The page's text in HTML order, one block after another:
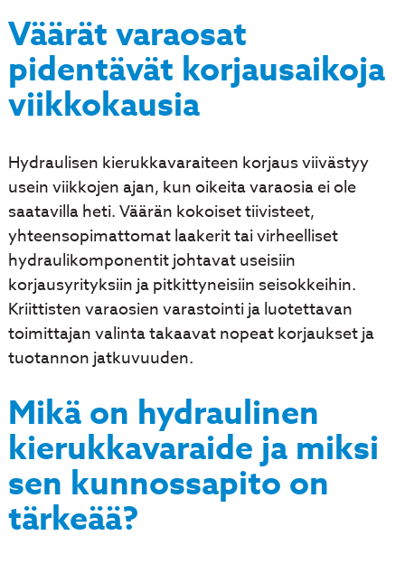
Väärät varaosat
pidentävät korjausaikoja
viikkokausia
Hydraulisen kierukkavaraiteen korjaus viivästyy
usein viikkojen ajan, kun oikeita varaosia ei ole
saatavilla heti. Väärän kokoiset tiivisteet,
yhteensopimattomat laakerit tai virheelliset
hydraulikomponentit johtavat useisiin
korjausyrityksiin ja pitkittyneisiin seisokkeihin.
Kriittisten varaosien varastointi ja luotettavan
toimittajan valinta takaavat nopeat korjaukset ja
tuotannon jatkuvuuden.
Mikä on hydraulinen
kierukkavaraide ja miksi
sen kunnossapito on
tärkeää?